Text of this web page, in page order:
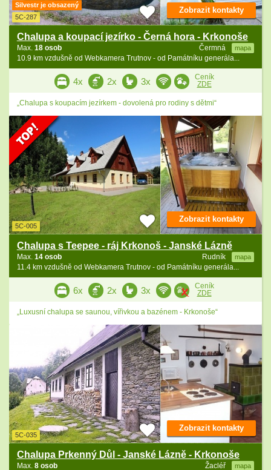
Silvestr je obsazený
5C-287
Chalupa a koupací jezírko - Černá hora - Krkonoše
Čermná mapa
Max. 18 osob
10.9 km vzdušně od Webkamera Trutnov - od Památníku generála...
Zobrazit kontakty
4x 2x 3x
Ceník
ZDE
„Chalupa s koupacím jezírkem - dovolená pro rodiny s dětmi“
5C-005
Chalupa s Teepee - ráj Krkonoš - Janské Lázně
Rudník mapa
Max. 14 osob
11.4 km vzdušně od Webkamera Trutnov - od Památníku generála...
Zobrazit kontakty
6x 2x 3x
Ceník
ZDE
„Luxusní chalupa se saunou, vířivkou a bazénem - Krkonoše“
5C-035
Chalupa Prkenný Důl - Janské Lázně - Krkonoše
Žacléř mapa
Max. 8 osob
Zobrazit kontakty